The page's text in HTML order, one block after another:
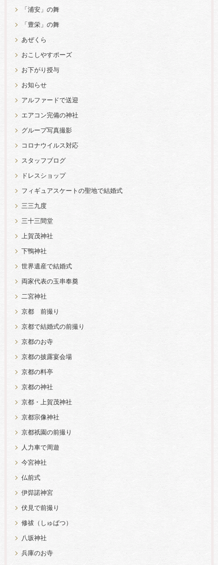
「浦安」の舞
「豊栄」の舞
あぜくら
おこしやすポーズ
お下がり授与
お知らせ
アルファードで送迎
エアコン完備の神社
グループ写真撮影
コロナウイルス対応
スタッフブログ
ドレスショップ
フィギュアスケートの聖地で結婚式
三三九度
三十三間堂
上賀茂神社
下鴨神社
世界遺産で結婚式
両家代表の玉串奉奠
二宮神社
京都 前撮り
京都で結婚式の前撮り
京都のお寺
京都の披露宴会場
京都の料亭
京都の神社
京都・上賀茂神社
京都宗像神社
京都祇園の前撮り
人力車で周遊
今宮神社
仏前式
伊弉諾神宮
伏見で前撮り
修祓（しゅばつ）
八坂神社
兵庫のお寺